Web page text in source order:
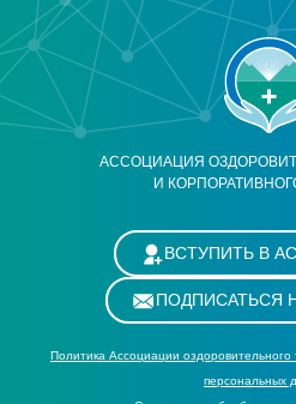
АССОЦИАЦИЯ
И
ВСТУПИТЬ В
ПОДПИСАТЬСЯ
Политика Ассоциации
персональных